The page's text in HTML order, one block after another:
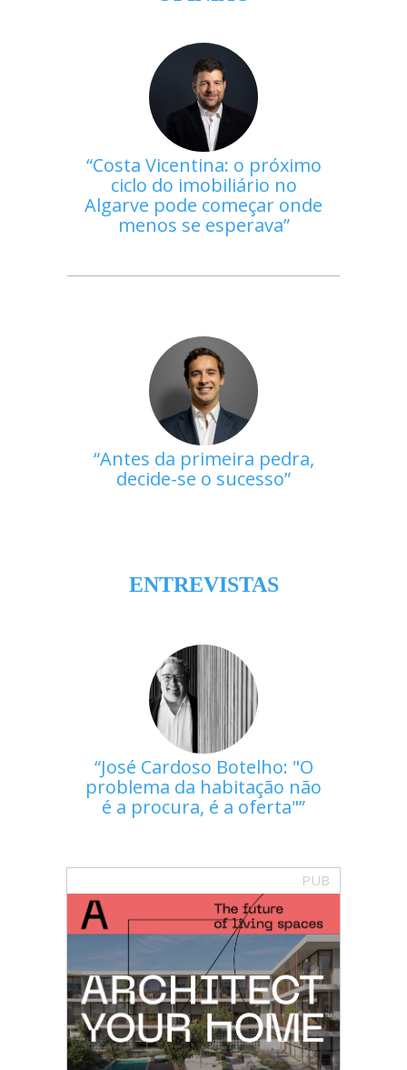
Costa Vicentina: o próximo
ciclo do imobiliário no
Algarve pode começar onde
menos se esperava
Antes da primeira pedra,
decide-se o sucesso
ENTREVISTAS
José Cardoso Botelho: "O
problema da habitação não
é a procura, é a oferta"
PUB